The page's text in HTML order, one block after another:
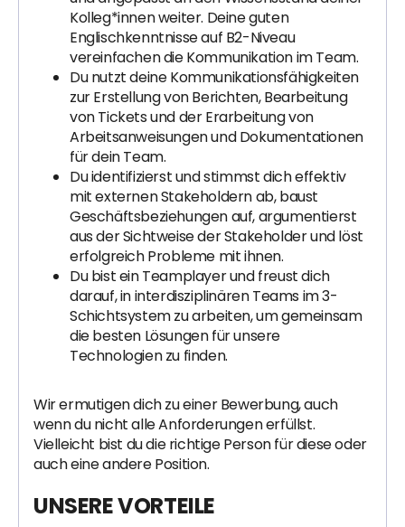
Kolleg*innen weiter. Deine guten
Englischkenntnisse auf B2-Niveau
vereinfachen die Kommunikation im Team.
Du nutzt deine Kommunikationsfähigkeiten
zur Erstellung von Berichten, Bearbeitung
von Tickets und der Erarbeitung von
Arbeitsanweisungen und Dokumentationen
für dein Team.
Du identifizierst und stimmst dich effektiv
mit externen Stakeholdern ab, baust
Geschäftsbeziehungen auf, argumentierst
aus der Sichtweise der Stakeholder und löst
erfolgreich Probleme mit ihnen.
Du bist ein Teamplayer und freust dich
darauf, in interdisziplinären Teams im 3-
Schichtsystem zu arbeiten, um gemeinsam
die besten Lösungen für unsere
Technologien zu finden.
Wir ermutigen dich zu einer Bewerbung, auch
wenn du nicht alle Anforderungen erfüllst.
Vielleicht bist du die richtige Person für diese oder
auch eine andere Position.
UNSERE VORTEILE